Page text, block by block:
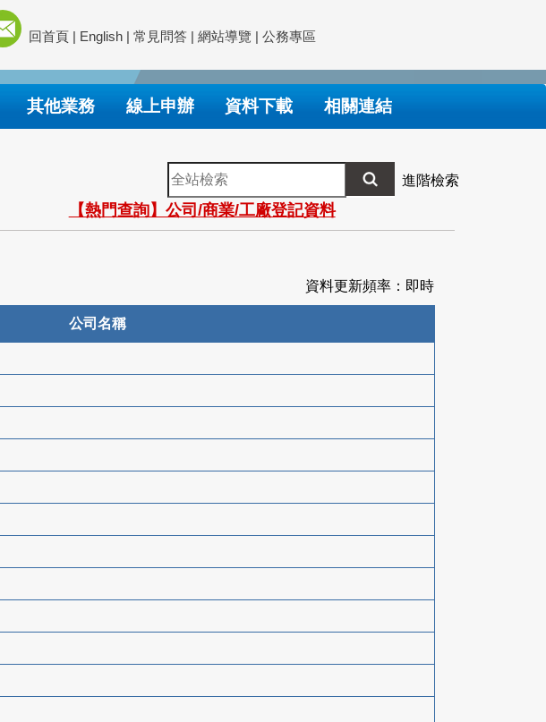
回首頁 | English | 常見問答 | 網站導覽 | 公務專區
其他業務 線上申辦 資料下載 相關連結
全
站
檢
索
進階檢索
【熱門查詢】公司/商業/工廠登記資料
資料更新頻率：即時
公司名稱